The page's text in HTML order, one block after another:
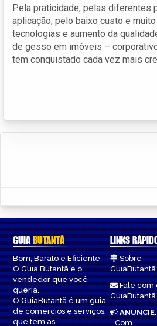
Pela praticidade, pelas diferentes
aplicação, pelo baixo custo e
tecnologias e aumento da
de gesso em imóveis –
tem conquistado cada vez mais
GUIABUTANTÃ
Bom, Barato e Eficiente –
O Guia Butantã é o
vendedor que você
queria.
O GuiaButantã é um guia
de comércios e serviços,
que tem as
LINKS
Sobre
GuiaButantã
Fale com
GuiaButantã
ANUNCIE:
Com